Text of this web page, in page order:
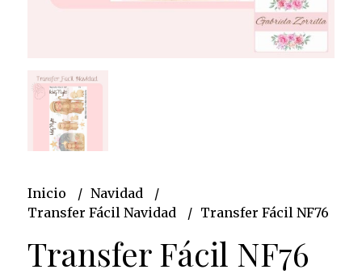
Inicio
Navidad
Transfer Fácil Navidad
Transfer Fácil NF76
Transfer Fácil NF76